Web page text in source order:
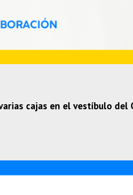
cajas en el vestíbulo del